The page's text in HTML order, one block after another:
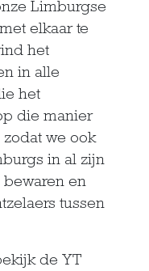
Limburgse
elkaar te
het
in alle
het
die manier
we ook
in al zijn
en
tussen
de YT